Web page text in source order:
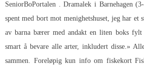
SeniorBoPortalen . Dramalek i Barnehagen
spent med bort mot menighetshuset, jeg har et
av barna bærer med andakt en liten boks
smart å bevare alle arter, inkludert disse.»
sammen. Foreløpig kun info om fiskekort